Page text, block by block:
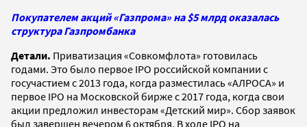
Покупателем акций «Газпрома» на $5 млрд оказалась
структура Газпромбанка
Детали. Приватизация «Совкомфлота» готовилась
годами. Это было первое IPO российской компании с
госучастием с 2013 года, когда разместилась «АЛРОСА» и
первое IPO на Московской бирже с 2017 года, когда свои
акции предложил инвесторам «Детский мир». Сбор заявок
был завершен вечером 6 октября. В ходе IPO на